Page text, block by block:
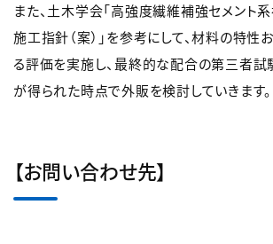
また、土木学会「高強度繊維補強セメント
施工指針（案）」を参考にして、材料の特性
る評価を実施し、最終的な配合の第三者
が得られた時点で外販を検討していきます。
【お問い合わせ先】